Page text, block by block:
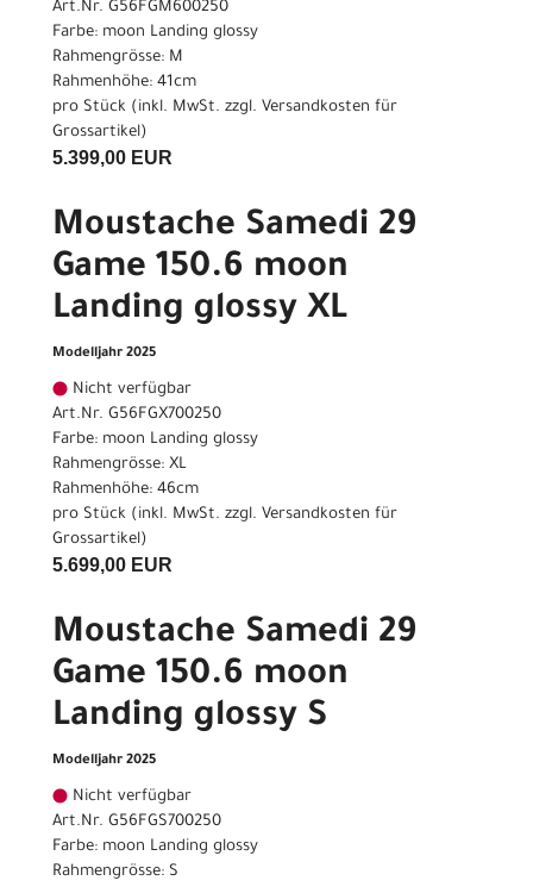
Art.Nr. G56FGM600250
Farbe: moon Landing glossy
Rahmengrösse: M
Rahmenhöhe: 41cm
pro Stück (inkl. MwSt. zzgl. Versandkosten für
Grossartikel)
5.399,00 EUR
Moustache Samedi 29
Game 150.6 moon
Landing glossy XL
Modelljahr 2025
Nicht verfügbar
Art.Nr. G56FGX700250
Farbe: moon Landing glossy
Rahmengrösse: XL
Rahmenhöhe: 46cm
pro Stück (inkl. MwSt. zzgl. Versandkosten für
Grossartikel)
5.699,00 EUR
Moustache Samedi 29
Game 150.6 moon
Landing glossy S
Modelljahr 2025
Nicht verfügbar
Art.Nr. G56FGS700250
Farbe: moon Landing glossy
Rahmengrösse: S